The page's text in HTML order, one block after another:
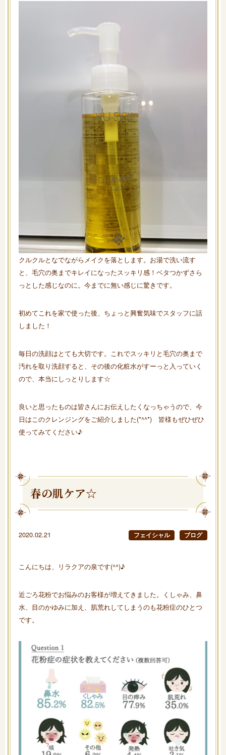
クルクルとなでながらメイクを落とします。お湯で洗い流す
と、毛穴の奥までキレイになったスッキリ感！ベタつかずさら
っとした感じなのに。今までに無い感じに驚きです。
初めてこれを家で使った後、ちょっと興奮気味でスタッフに話
しました！
毎日の洗顔はとても大切です。これでスッキリと毛穴の奥まで
汚れを取り洗顔すると、その後の化粧水がすーっと入っていく
ので、本当にしっとりします☆
良いと思ったものは皆さんにお伝えしたくなっちゃうので、今
日はこのクレンジングをご紹介しました(*^^*) 皆様もぜひぜひ
使ってみてください♪
春の肌ケア☆
2020.02.21 フェイシャル ブログ
こんにちは、リラクアの泉です(^^)♪
近ごろ花粉でお悩みのお客様が増えてきました。くしゃみ、鼻
水、目のかゆみに加え、肌荒れしてしまうのも花粉症のひとつ
です。